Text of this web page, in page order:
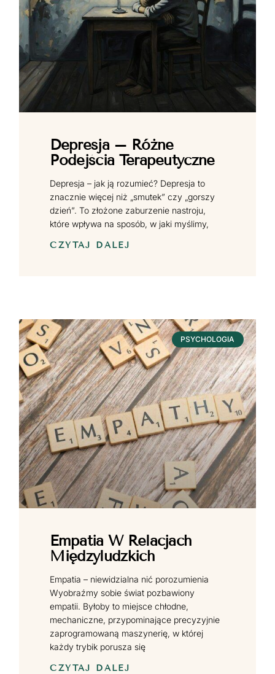
Depresja – Różne
Podejścia Terapeutyczne
Depresja – jak ją rozumieć? Depresja to
znacznie więcej niż „smutek” czy „gorszy
dzień”. To złożone zaburzenie nastroju,
które wpływa na sposób, w jaki myślimy,
CZYTAJ DALEJ
PSYCHOLOGIA
Empatia W Relacjach
Międzyludzkich
Empatia – niewidzialna nić porozumienia
Wyobraźmy sobie świat pozbawiony
empatii. Byłoby to miejsce chłodne,
mechaniczne, przypominające precyzyjnie
zaprogramowaną maszynerię, w której
każdy trybik porusza się
CZYTAJ DALEJ